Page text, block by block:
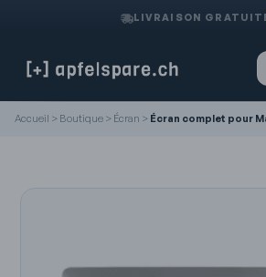
LIVRAISON
Accueil > Boutique > Écran > Écran complet pour